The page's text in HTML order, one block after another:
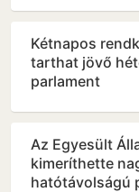
Kétnapos
tarthat jövő
parlament
Az Egyesült
kimeríthette
hatótávolságú